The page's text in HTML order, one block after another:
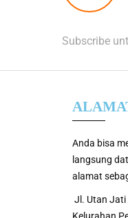
Subscribe
Anda bisa
langsung
alamat
Jl. Utan Jati